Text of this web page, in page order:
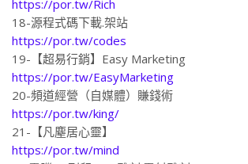
18-源程式碼下載.架站
https://por.tw/codes
19-【超易行銷】Easy Marketing
https://por.tw/EasyMarketing
20-頻道經營（自媒體）賺錢術
https://por.tw/king/
21-【凡塵居心靈】
https://por.tw/mind
22.電腦3D列印.CNC雕刻.雷射雕刻